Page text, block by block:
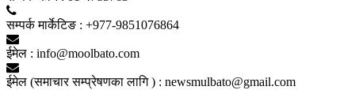
सम्पर्क मार्केटिङ : +977-9851076864
ईमेल : info@moolbato.com
ईमेल (समाचार सम्प्रेषणका लागि ) : newsmulbato@gmail.com